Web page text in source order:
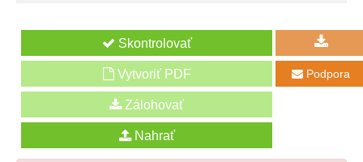
Kontakt
Vytvoriť PDF  Podpora